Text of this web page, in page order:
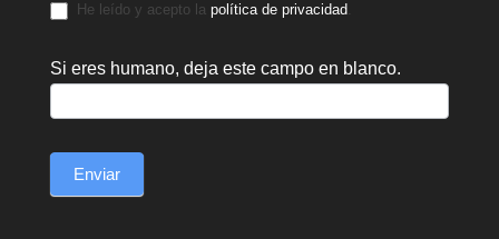
He leído y acepto la política de privacidad.
Si eres humano, deja este campo en blanco.
Enviar